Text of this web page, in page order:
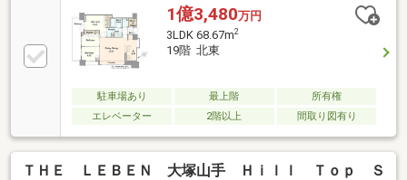
1億3,480万円
3LDK 68.67m2
19階 北東
駐車場あり 最上階
所有権
エレベーター
2階以上 間取り図有り
ＴＨＥ ＬＥＢＥＮ 大塚山手 Ｈｉｌｌ Ｔｏｐ Ｓ